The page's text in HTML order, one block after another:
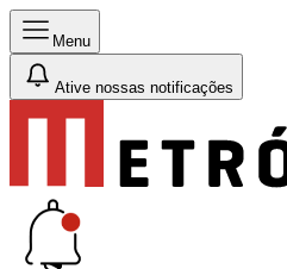
Menu
Ative nossas notificações